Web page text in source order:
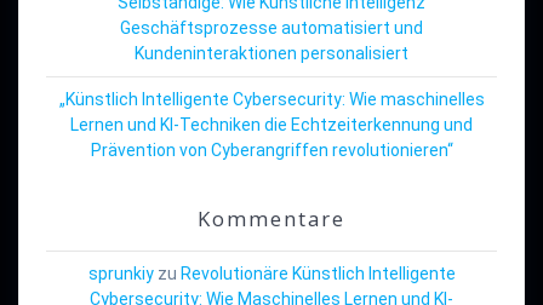
Geschäftsprozesse automatisiert und
Kundeninteraktionen personalisiert
„Künstlich Intelligente Cybersecurity: Wie maschinelles
Lernen und KI-Techniken die Echtzeiterkennung und
Prävention von Cyberangriffen revolutionieren“
Kommentare
sprunkiyzu Revolutionäre Künstlich Intelligente
Cybersecurity: Wie Maschinelles Lernen und KI-